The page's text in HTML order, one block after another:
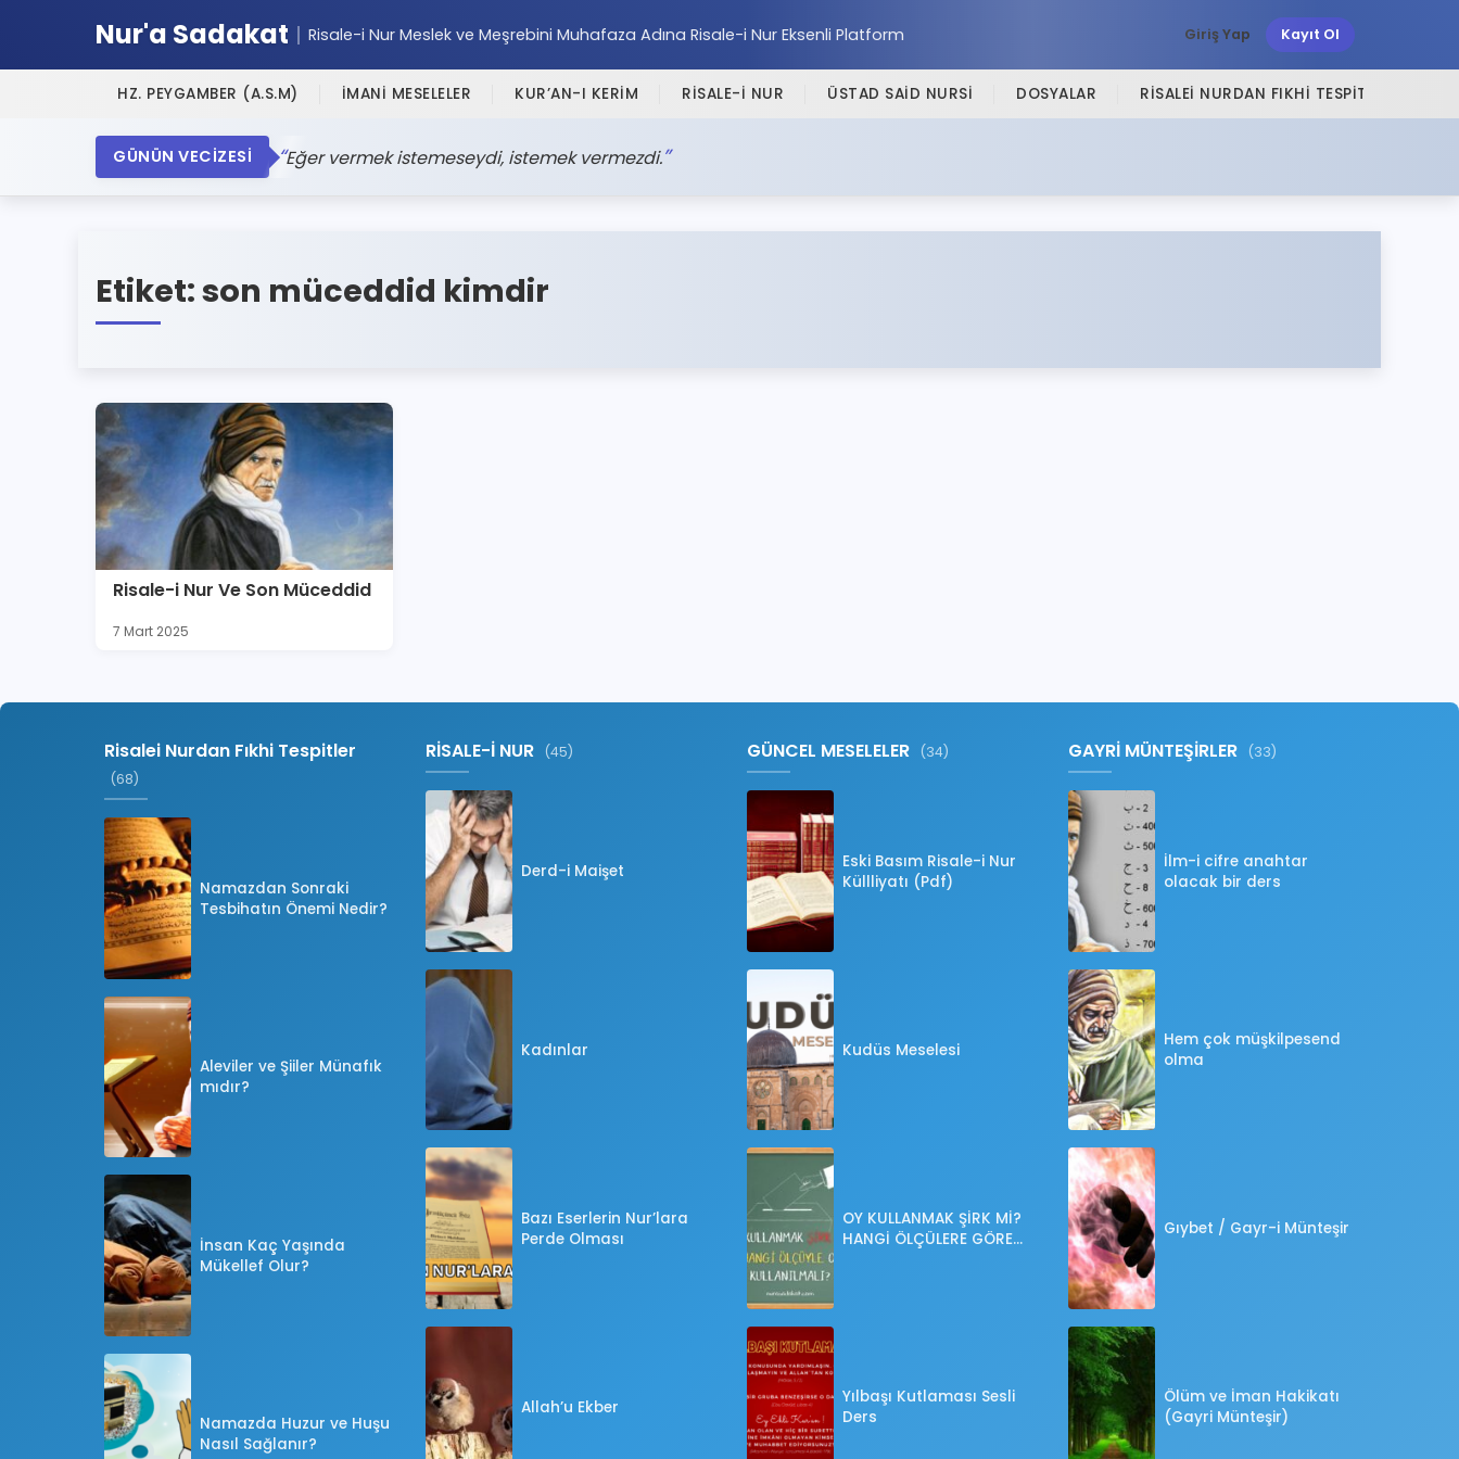
Nur'a Sadakat Risale-i Nur Meslek ve Meşrebini Muhafaza Adına Risale-i Nur Eksenli Platform Giriş Yap Kayıt Ol
HZ. PEYGAMBER (A.S.M) İMANİ MESELELER KUR’AN-I KERİM RİSALE-İ NUR ÜSTAD SAİD NURSİ DOSYALAR RISALEI NURDAN FIKHI TESPITLER
GÜNÜN VECİZESİ Eğer vermek istemeseydi, istemek vermezdi.
Etiket:son müceddid kimdir
Risale-i Nur Ve Son Müceddid
7 Mart 2025
Risalei Nurdan Fıkhi Tespitler
(68)
Namazdan Sonraki
Tesbihatın Önemi Nedir?
Aleviler ve Şiiler Münafık
mıdır?
İnsan Kaç Yaşında
Mükellef Olur?
Namazda Huzur ve Huşu
Nasıl Sağlanır?
RİSALE-İ NUR (45)
Derd-i Maişet
Kadınlar
Bazı Eserlerin Nur’lara
Perde Olması
Allah’u Ekber
GÜNCEL MESELELER (34)
Eski Basım Risale-i Nur
Küllliyatı (Pdf)
Kudüs Meselesi
OY KULLANMAK ŞİRK Mİ?
HANGİ ÖLÇÜLERE GÖRE
Yılbaşı Kutlaması Sesli
Ders
GAYRİ MÜNTEŞİRLER (33)
İlm-i cifre anahtar
olacak bir ders
Hem çok müşkilpesend
olma
Gıybet / Gayr-i Münteşir
Ölüm ve İman Hakikatı
(Gayri Münteşir)